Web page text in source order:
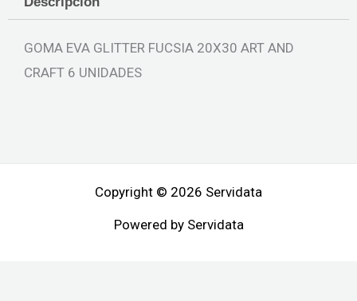
GOMA EVA GLITTER FUCSIA 20X30 ART AND
CRAFT 6 UNIDADES
Copyright © 2026 Servidata
Powered by Servidata